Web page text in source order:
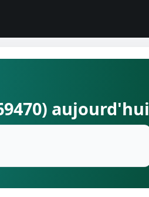
aujourd'hui